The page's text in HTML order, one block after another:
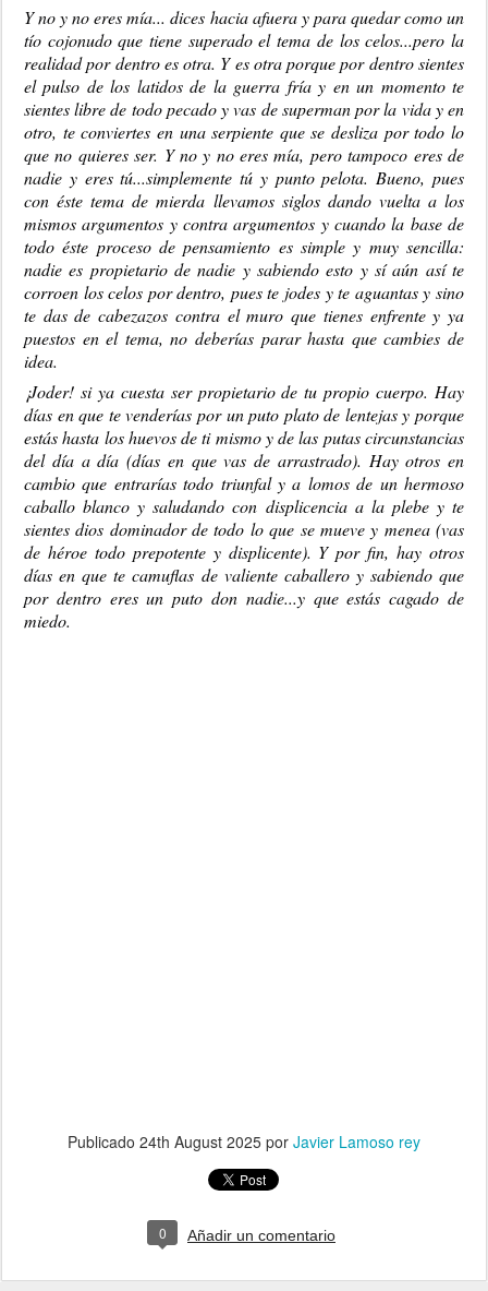
Y no y no eres mía... dices hacia afuera y para quedar como un
tío cojonudo que tiene superado el tema de los celos...pero la
realidad por dentro es otra. Y es otra porque por dentro sientes
el pulso de los latidos de la guerra fría y en un momento te
sientes libre de todo pecado y vas de superman por la vida y en
otro, te conviertes en una serpiente que se desliza por todo lo
que no quieres ser. Y no y no eres mía, pero tampoco eres de
nadie y eres tú...simplemente tú y punto pelota. Bueno, pues
con éste tema de mierda llevamos siglos dando vuelta a los
mismos argumentos y contra argumentos y cuando la base de
todo éste proceso de pensamiento es simple y muy sencilla:
nadie es propietario de nadie y sabiendo esto y sí aún así te
corroen los celos por dentro, pues te jodes y te aguantas y sino
te das de cabezazos contra el muro que tienes enfrente y ya
puestos en el tema, no deberías parar hasta que cambies de
idea.
¡Joder! si ya cuesta ser propietario de tu propio cuerpo. Hay
días en que te venderías por un puto plato de lentejas y porque
estás hasta los huevos de ti mismo y de las putas circunstancias
del día a día (días en que vas de arrastrado). Hay otros en
cambio que entrarías todo triunfal y a lomos de un hermoso
caballo blanco y saludando con displicencia a la plebe y te
sientes dios dominador de todo lo que se mueve y menea (vas
de héroe todo prepotente y displicente). Y por fin, hay otros
días en que te camuflas de valiente caballero y sabiendo que
por dentro eres un puto don nadie...y que estás cagado de
miedo.
Publicado 24th August 2025 por Javier Lamoso rey
0 Añadir un comentario